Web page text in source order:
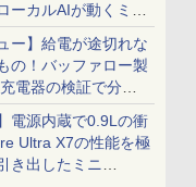
ーカルAIが動くミニ
Pro」
ー】給電が途切れな
の！バッファロー製
電器の検証で分か
電源内蔵で0.9Lの衝
Ultra X7の性能を極
き出したミニ